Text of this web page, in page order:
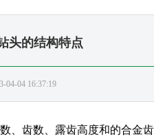
头的结构特点
04-04 16:37:19
、齿数、露齿高度和的合金